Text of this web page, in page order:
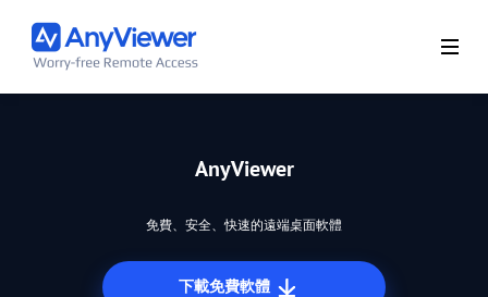
AnyViewer
免費、安全、快速的遠端桌面軟體
下載免費軟體